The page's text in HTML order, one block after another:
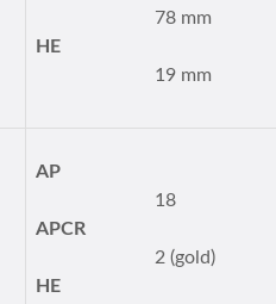
78 mm
HE
19 mm
AP
18
APCR
2 (gold)
HE